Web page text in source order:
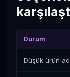
Durum
Düşük ürün